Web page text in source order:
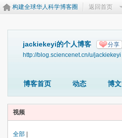
构建全球华人科学博客圈 返回首页
jackiekeyi的个人博客 分享
http://blog.sciencenet.cn/u/jackiekeyi
博客首页 动态 博文
视频
全部